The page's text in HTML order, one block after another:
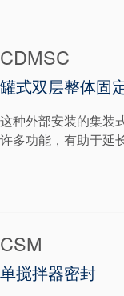
联系
地点
文章
CDMSC
罐式双层整体固
这种外部安装的集装
许多功能，有助于延
CSM
单搅拌器密封